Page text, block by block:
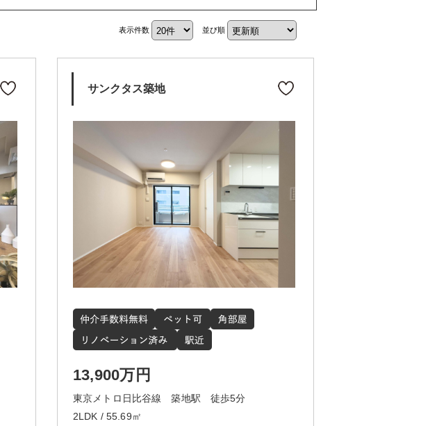
表示件数 並び順
サンクタス築地
13,900万円
東京メトロ日比谷線 築地駅 徒歩5分
2LDK / 55.69㎡